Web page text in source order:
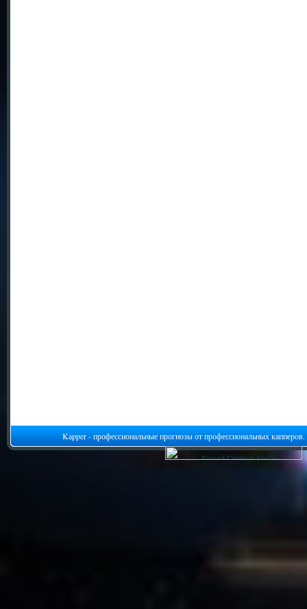
Kapper - профессиональные прогнозы от профессиональных